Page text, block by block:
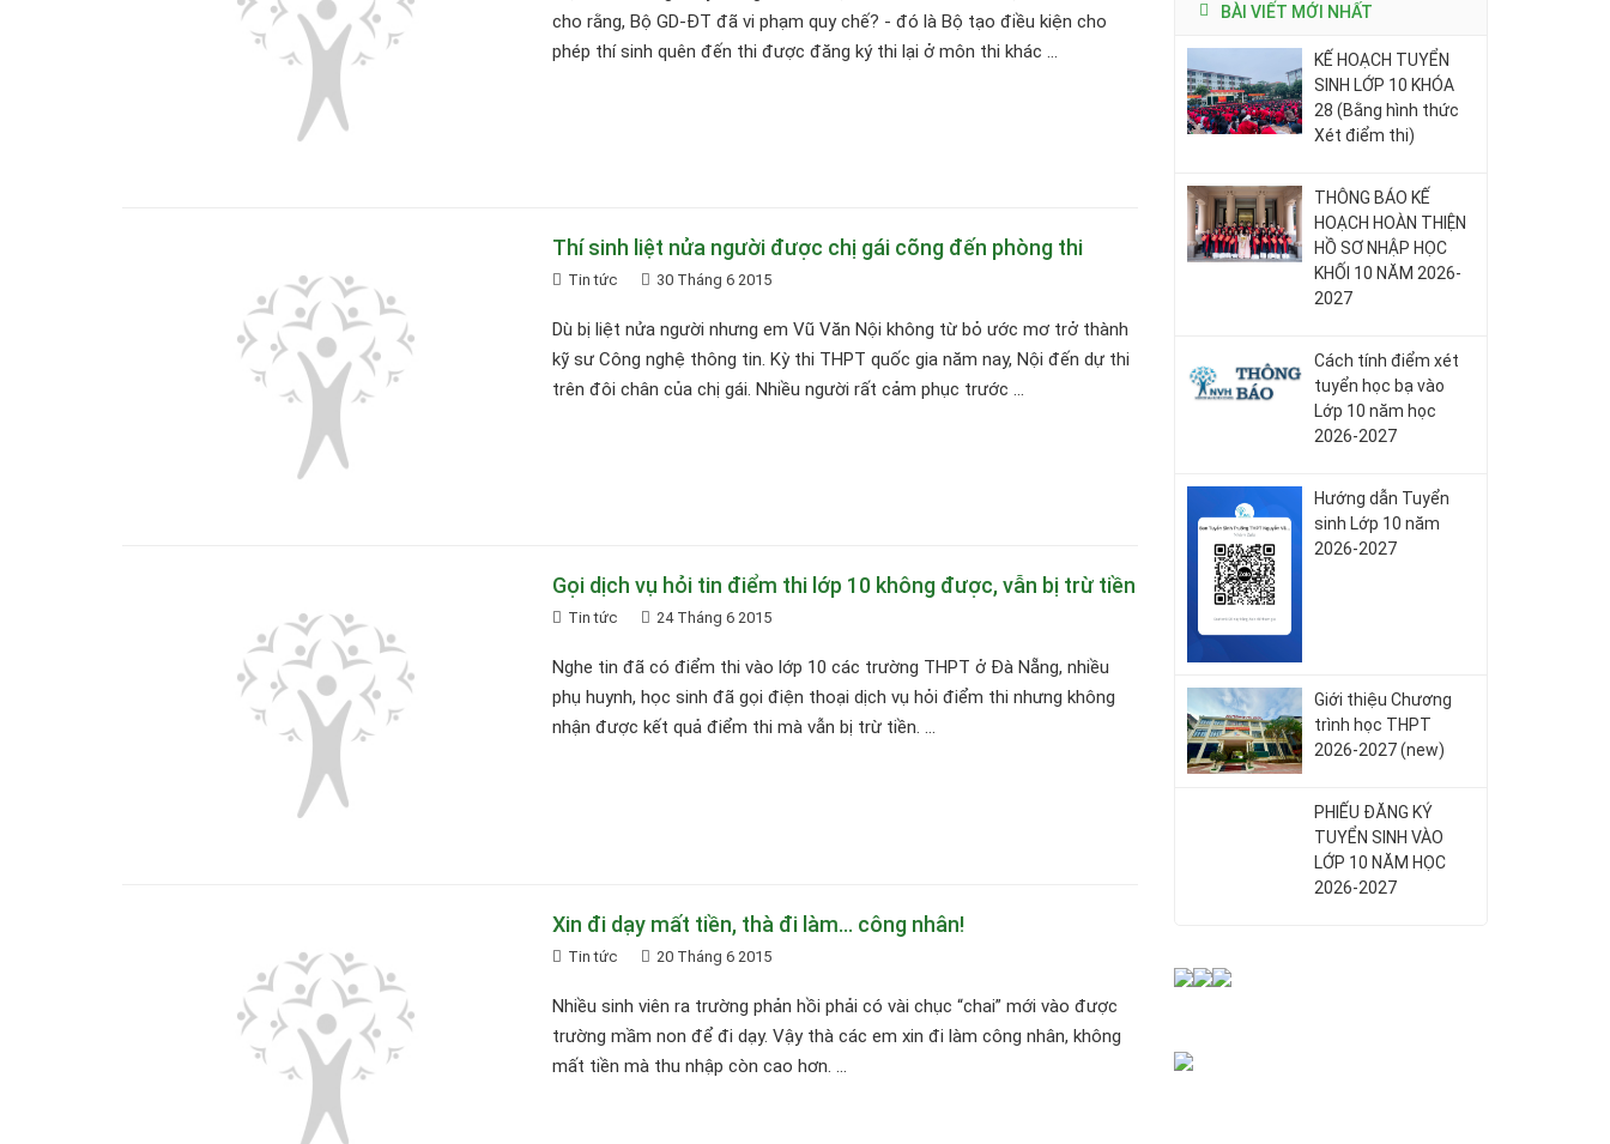
cho rằng, Bộ GD-ĐT đã vi phạm quy chế? - đó là Bộ tạo điều kiện cho
phép thí sinh quên đến thi được đăng ký thi lại ở môn thi khác ...
Thí sinh liệt nửa người được chị gái cõng đến phòng thi
Tin tức 30 Tháng 6 2015
Dù bị liệt nửa người nhưng em Vũ Văn Nội không từ bỏ ước mơ trở thành
kỹ sư Công nghệ thông tin. Kỳ thi THPT quốc gia năm nay, Nội đến dự thi
trên đôi chân của chị gái. Nhiều người rất cảm phục trước ...
Gọi dịch vụ hỏi tin điểm thi lớp 10 không được, vẫn bị trừ tiền
Tin tức 24 Tháng 6 2015
Nghe tin đã có điểm thi vào lớp 10 các trường THPT ở Đà Nẵng, nhiều
phụ huynh, học sinh đã gọi điện thoại dịch vụ hỏi điểm thi nhưng không
nhận được kết quả điểm thi mà vẫn bị trừ tiền. ...
Xin đi dạy mất tiền, thà đi làm… công nhân!
Tin tức 20 Tháng 6 2015
Nhiều sinh viên ra trường phản hồi phải có vài chục “chai” mới vào được
trường mầm non để đi dạy. Vậy thà các em xin đi làm công nhân, không
mất tiền mà thu nhập còn cao hơn. ...
BÀI VIẾT MỚI NHẤT
KẾ HOẠCH TUYỂN
SINH LỚP 10 KHÓA
28 (Bằng hình thức
Xét điểm thi)
THÔNG BÁO KẾ
HOẠCH HOÀN THIỆN
HỒ SƠ NHẬP HỌC
KHỐI 10 NĂM 2026-
2027
Cách tính điểm xét
tuyển học bạ vào
Lớp 10 năm học
2026-2027
Hướng dẫn Tuyển
sinh Lớp 10 năm
2026-2027
Giới thiệu Chương
trình học THPT
2026-2027 (new)
PHIẾU ĐĂNG KÝ
TUYỂN SINH VÀO
LỚP 10 NĂM HỌC
2026-2027